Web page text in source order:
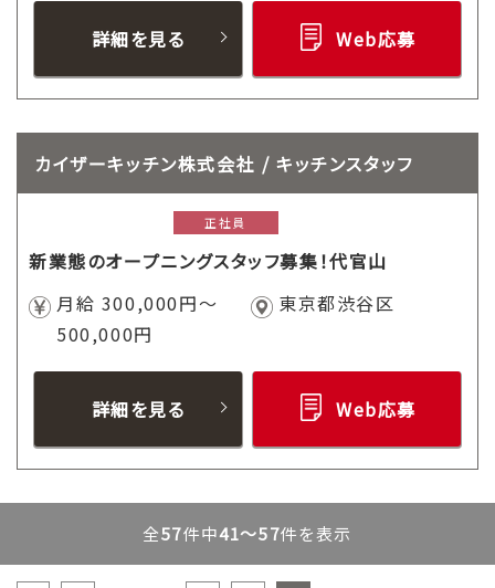
詳細を見る Web応募
カイザーキッチン株式会社 / キッチンスタッフ
正社員
新業態のオープニングスタッフ募集！代官山
月給 300,000円～
500,000円
東京都渋谷区
詳細を見る Web応募
全57件中41～57件を表示